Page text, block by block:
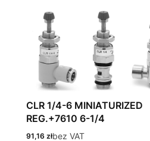
CLR 1/4-6 MINIATURIZED
REG.+7610 6-1/4
Cena
91,16 złbez VAT